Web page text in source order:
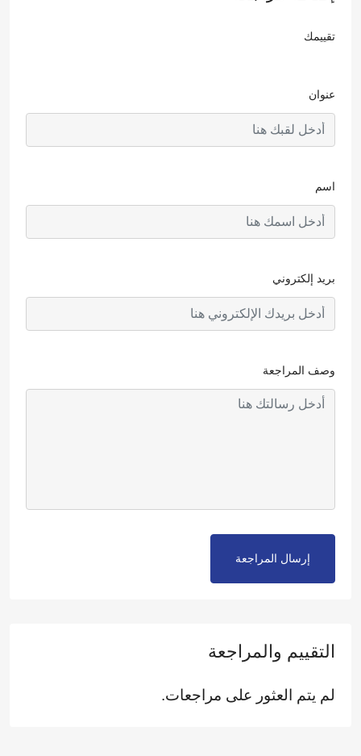
تقييمك
عنوان
اسم
بريد إلكتروني
وصف المراجعة
إرسال المراجعة
التقييم والمراجعة
لم يتم العثور على مراجعات.